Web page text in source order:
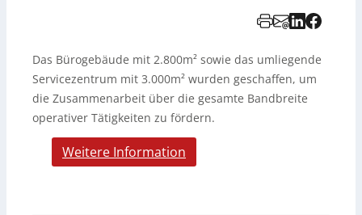
Das Bürogebäude mit 2.800m² sowie das umliegende
Servicezentrum mit 3.000m² wurden geschaffen, um
die Zusammenarbeit über die gesamte Bandbreite
operativer Tätigkeiten zu fördern.
Weitere Information